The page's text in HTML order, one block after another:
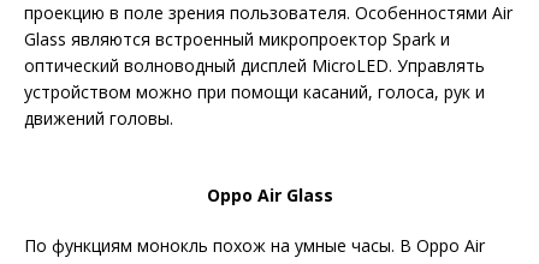
проекцию в поле зрения пользователя. Особенностями Air
Glass являются встроенный микропроектор Spark и
оптический волноводный дисплей MicroLED. Управлять
устройством можно при помощи касаний, голоса, рук и
движений головы.
Oppo Air Glass
По функциям монокль похож на умные часы. В Oppo Air